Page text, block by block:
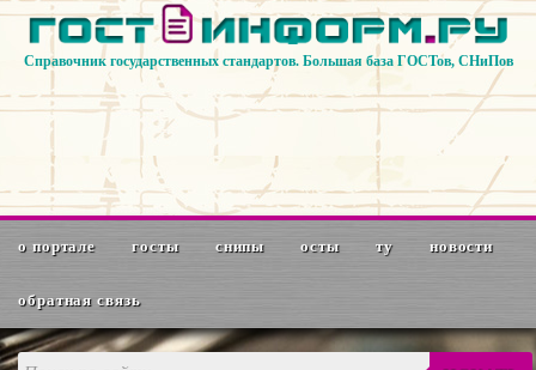
Справочник государственных стандартов. Большая база ГОСТов, СНиПов
о портале госты снипы осты ту новости
обратная связь